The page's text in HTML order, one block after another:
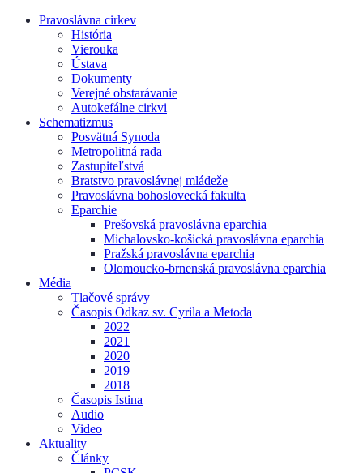
Pravoslávna cirkev
História
Vierouka
Ústava
Dokumenty
Verejné obstarávanie
Autokefálne cirkvi
Schematizmus
Posvätná Synoda
Metropolitná rada
Zastupiteľstvá
Bratstvo pravoslávnej mládeže
Pravoslávna bohoslovecká fakulta
Eparchie
Prešovská pravoslávna eparchia
Michalovsko-košická pravoslávna eparchia
Pražská pravoslávna eparchia
Olomoucko-brnenská pravoslávna eparchia
Média
Tlačové správy
Časopis Odkaz sv. Cyrila a Metoda
2022
2021
2020
2019
2018
Časopis Istina
Audio
Video
Aktuality
Články